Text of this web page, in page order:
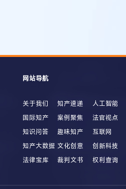
网站导航
关于我们 知产速递 人工智能
国际知产
案例聚焦 法官视点
知识问答
趣味知产 互联网
知产大数据 文化创意 创新科技
法律宝库
裁判文书 权利查询